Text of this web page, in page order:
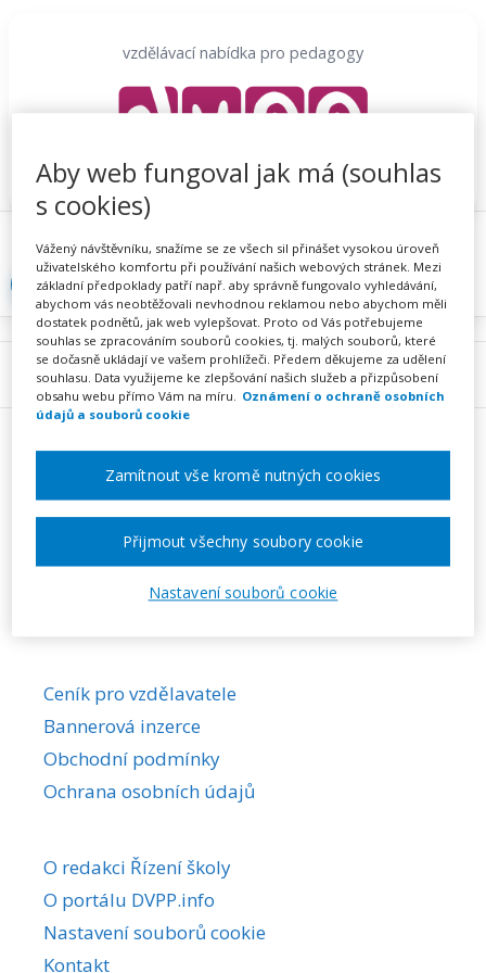
vzdělávací nabídka pro pedagogy
Proč se registrovat Hlídací sojka
Registrace
Přihlásit
Požadovaná akce nebyla nalezena.
Menu
Ceník pro vzdělavatele
Bannerová inzerce
Obchodní podmínky
Ochrana osobních údajů
O redakci Řízení školy
O portálu DVPP.info
Nastavení souborů cookie
Kontakt
Aby web fungoval jak má (souhlas
s cookies)
Vážený návštěvníku, snažíme se ze všech sil přinášet vysokou úroveň
uživatelského komfortu při používání našich webových stránek. Mezi
základní předpoklady patří např. aby správně fungovalo vyhledávání,
abychom vás neobtěžovali nevhodnou reklamou nebo abychom měli
dostatek podnětů, jak web vylepšovat. Proto od Vás potřebujeme
souhlas se zpracováním souborů cookies, tj. malých souborů, které
se dočasně ukládají ve vašem prohlížeči. Předem děkujeme za udělení
souhlasu. Data využijeme ke zlepšování našich služeb a přizpůsobení
obsahu webu přímo Vám na míru. Oznámení o ochraně osobních
údajů a souborů cookie
Nastavení souborů cookie
Zamítnout vše kromě nutných cookies
Přijmout všechny soubory cookie